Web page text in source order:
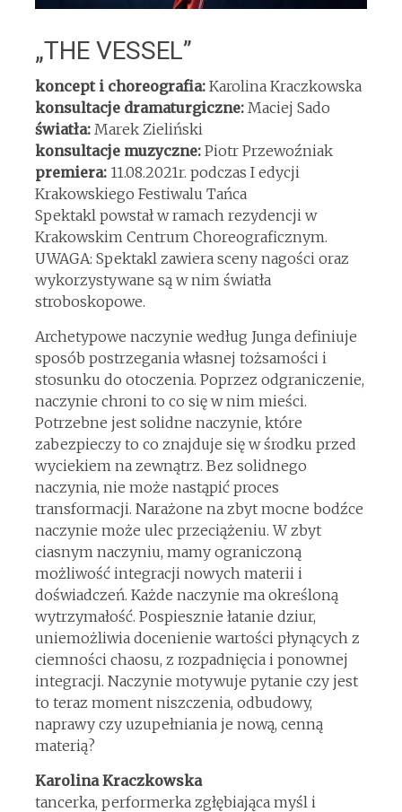
„THE VESSEL”
koncept i choreografia:Karolina Kraczkowska
konsultacje dramaturgiczne:Maciej Sado
światła:Marek Zieliński
konsultacje muzyczne:Piotr Przewoźniak
premiera:11.08.2021r. podczas I edycji
Krakowskiego Festiwalu Tańca
Spektakl powstał w ramach rezydencji w
Krakowskim Centrum Choreograficznym.
UWAGA: Spektakl zawiera sceny nagości oraz
wykorzystywane są w nim światła
stroboskopowe.
Archetypowe naczynie według Junga definiuje
sposób postrzegania własnej tożsamości i
stosunku do otoczenia. Poprzez odgraniczenie,
naczynie chroni to co się w nim mieści.
Potrzebne jest solidne naczynie, które
zabezpieczy to co znajduje się w środku przed
wyciekiem na zewnątrz. Bez solidnego
naczynia, nie może nastąpić proces
transformacji. Narażone na zbyt mocne bodźce
naczynie może ulec przeciążeniu. W zbyt
ciasnym naczyniu, mamy ograniczoną
możliwość integracji nowych materii i
doświadczeń. Każde naczynie ma określoną
wytrzymałość. Pospiesznie łatanie dziur,
uniemożliwia docenienie wartości płynących z
ciemności chaosu, z rozpadnięcia i ponownej
integracji. Naczynie motywuje pytanie czy jest
to teraz moment niszczenia, odbudowy,
naprawy czy uzupełniania je nową, cenną
materią?
Karolina Kraczkowska
tancerka, performerka zgłębiająca myśl i